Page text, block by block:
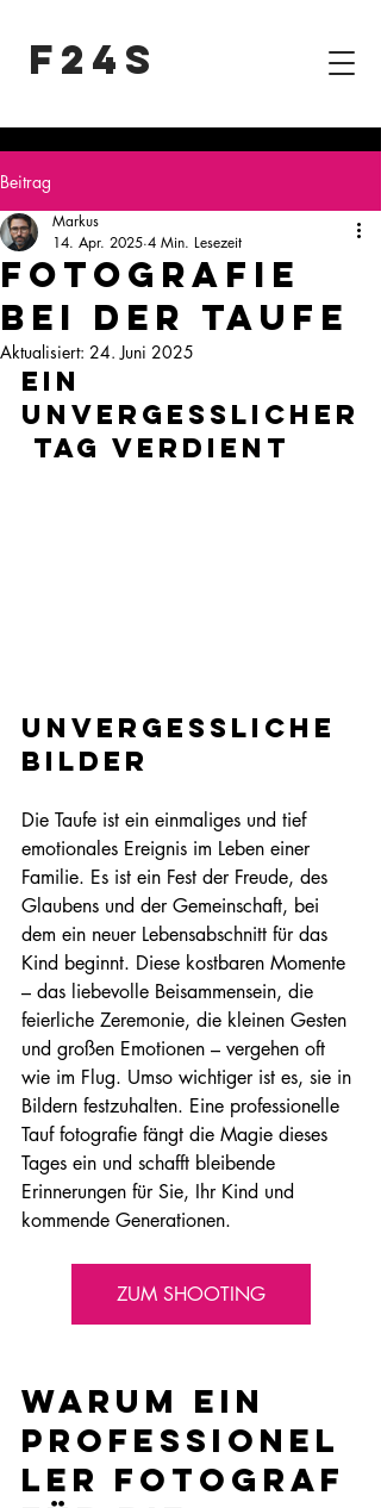
F24S
Beitrag
Fotografie
bei der Taufe
Markus
14. Apr. 2025 4 Min. Lesezeit
Aktualisiert: 24. Juni 2025
Ein
unvergesslicher
Tag verdient
unvergessliche
Bilder
Die Taufe ist ein einmaliges und tief
emotionales Ereignis im Leben einer
Familie. Es ist ein Fest der Freude, des
Glaubens und der Gemeinschaft, bei
dem ein neuer Lebensabschnitt für das
Kind beginnt. Diese kostbaren Momente
– das liebevolle Beisammensein, die
feierliche Zeremonie, die kleinen Gesten
und großen Emotionen – vergehen oft
wie im Flug. Umso wichtiger ist es, sie in
Bildern festzuhalten. Eine professionelle
Tauf fotografie fängt die Magie dieses
Tages ein und schafft bleibende
Erinnerungen für Sie, Ihr Kind und
kommende Generationen.
ZUM SHOOTING
Warum ein
professionel
ler Fotograf